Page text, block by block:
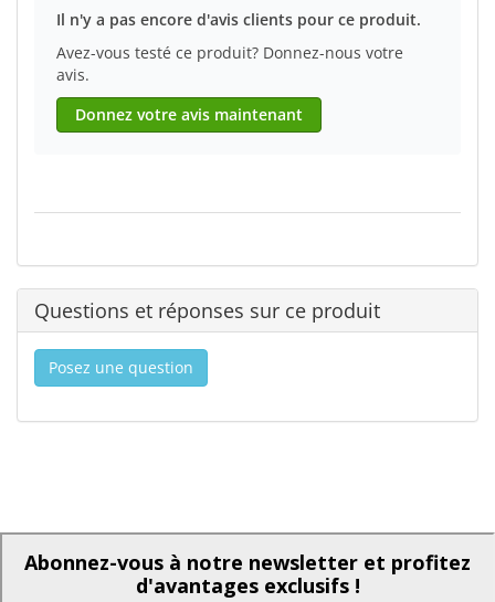
Il n'y a pas encore d'avis clients pour ce produit.
Avez-vous testé ce produit? Donnez-nous votre
avis.
Donnez votre avis maintenant
Questions et réponses sur ce produit
Posez une question